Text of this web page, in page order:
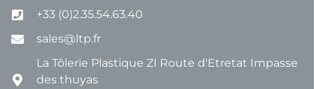
+33 (0)2.35.54.63.40
sales@ltp.fr
La Tôlerie Plastique ZI Route d'Etretat Impasse
des thuyas